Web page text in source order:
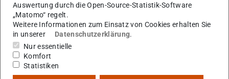
Auswertung durch die Open-Source-Statistik-Software
„Matomo“ regelt.
Weitere Informationen zum Einsatz von Cookies erhalten Sie
in unserer
Datenschutzerklärung.
Nur essentielle
Komfort
Statistiken